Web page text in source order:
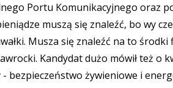
Portu Komunikacyjnego oraz
muszą się znaleźć, bo wy
Musza się znaleźć na to
Kandydat dużo mówił też o
bezpieczeństwo żywieniowe i